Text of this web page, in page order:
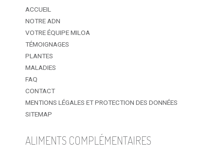
ACCUEIL
NOTRE ADN
VOTRE ÉQUIPE MILOA
TÉMOIGNAGES
PLANTES
MALADIES
FAQ
CONTACT
MENTIONS LÉGALES ET PROTECTION DES DONNÉES
SITEMAP
ALIMENTS COMPLÉMENTAIRES